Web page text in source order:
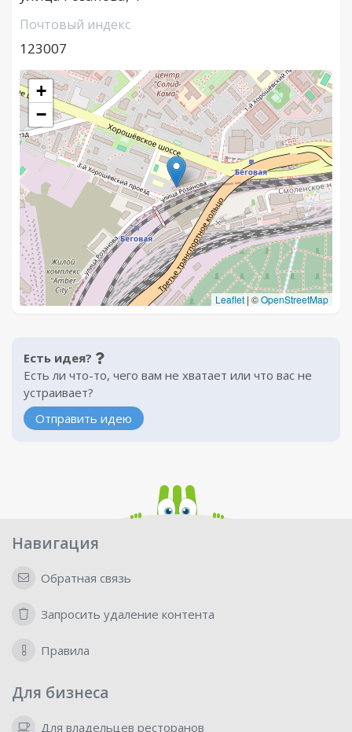
Почтовый индекс
123007
+
−
Leaflet | ©OpenStreetMap
Есть идея?
Есть ли что-то, чего вам не хватает или что вас не
устраивает?
Отправить идею
Навигация
Обратная связь
Запросить удаление контента
Правила
Для бизнеса
Для владельцев ресторанов